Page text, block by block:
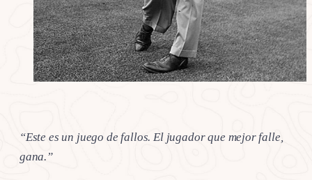
“Este es un juego de fallos. El jugador que mejor falle,
gana.”